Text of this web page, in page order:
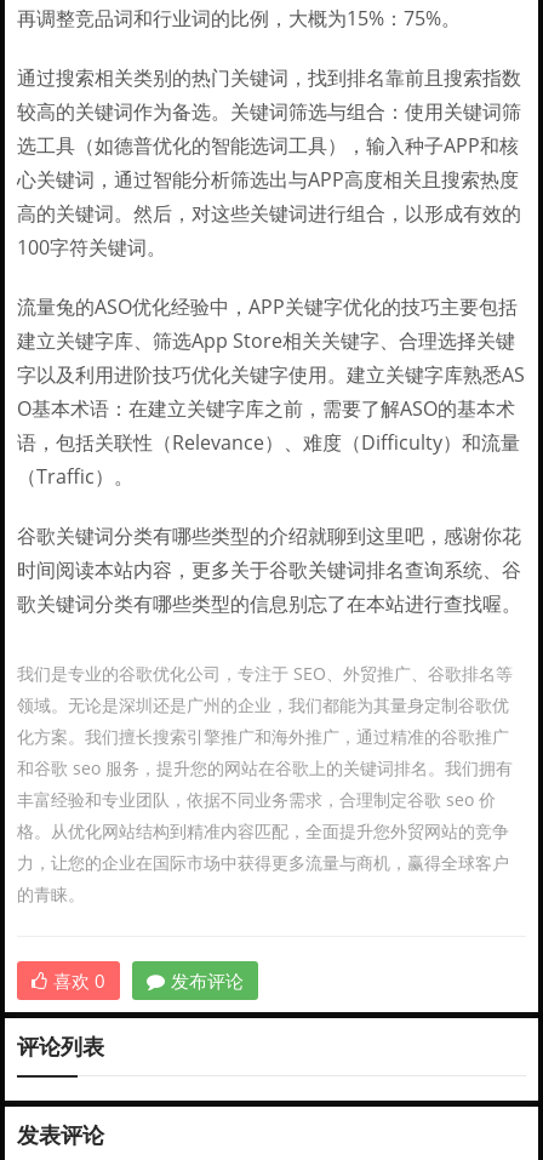
再调整竞品词和行业词的比例，大概为15%：75%。
通过搜索相关类别的热门关键词，找到排名靠前且搜索指数
较高的关键词作为备选。关键词筛选与组合：使用关键词筛
选工具（如德普优化的智能选词工具），输入种子APP和核
心关键词，通过智能分析筛选出与APP高度相关且搜索热度
高的关键词。然后，对这些关键词进行组合，以形成有效的
100字符关键词。
流量兔的ASO优化经验中，APP关键字优化的技巧主要包括
建立关键字库、筛选App Store相关关键字、合理选择关键
字以及利用进阶技巧优化关键字使用。建立关键字库熟悉AS
O基本术语：在建立关键字库之前，需要了解ASO的基本术
语，包括关联性（Relevance）、难度（Difficulty）和流量
（Traffic）。
谷歌关键词分类有哪些类型的介绍就聊到这里吧，感谢你花
时间阅读本站内容，更多关于谷歌关键词排名查询系统、谷
歌关键词分类有哪些类型的信息别忘了在本站进行查找喔。
我们是专业的谷歌优化公司，专注于 SEO、外贸推广、谷歌排名等
领域。无论是深圳还是广州的企业，我们都能为其量身定制谷歌优
化方案。我们擅长搜索引擎推广和海外推广，通过精准的谷歌推广
和谷歌 seo 服务，提升您的网站在谷歌上的关键词排名。我们拥有
丰富经验和专业团队，依据不同业务需求，合理制定谷歌 seo 价
格。从优化网站结构到精准内容匹配，全面提升您外贸网站的竞争
力，让您的企业在国际市场中获得更多流量与商机，赢得全球客户
的青睐。
喜欢 0 发布评论
评论列表
发表评论